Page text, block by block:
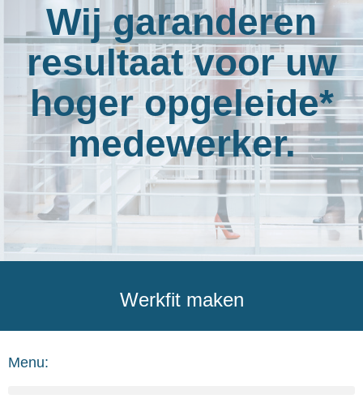
Wij garanderen
resultaat voor uw
hoger opgeleide*
medewerker.
Werkfit maken
Menu: